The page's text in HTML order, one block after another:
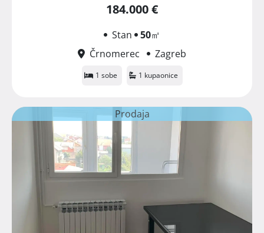
184.000 €
Stan 50㎡
Črnomerec
Zagreb
1 sobe 1 kupaonice
Prodaja